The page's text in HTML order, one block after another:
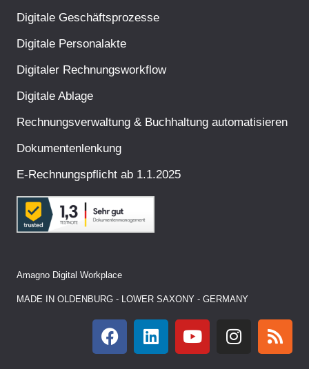
Digitale Geschäftsprozesse
Digitale Personalakte
Digitaler Rechnungsworkflow
Digitale Ablage
Rechnungsverwaltung & Buchhaltung automatisieren
Dokumentenlenkung
E-Rechnungspflicht ab 1.1.2025
Amagno Digital Workplace
MADE IN OLDENBURG - LOWER SAXONY - GERMANY